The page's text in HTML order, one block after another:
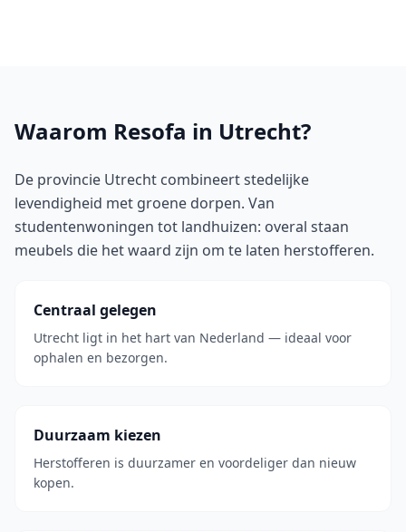
Waarom Resofa in Utrecht?
De provincie Utrecht combineert stedelijke
levendigheid met groene dorpen. Van
studentenwoningen tot landhuizen: overal staan
meubels die het waard zijn om te laten herstofferen.
Centraal gelegen
Utrecht ligt in het hart van Nederland — ideaal voor
ophalen en bezorgen.
Duurzaam kiezen
Herstofferen is duurzamer en voordeliger dan nieuw
kopen.